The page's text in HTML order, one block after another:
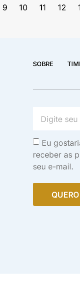
9 10 11 12
SOBRE
Eu
receber as
seu e-mail.